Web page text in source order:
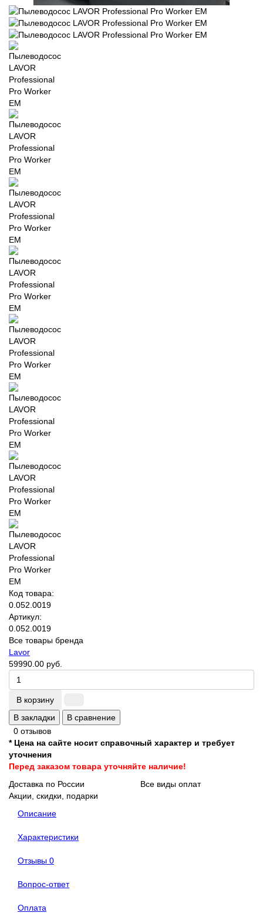
Код товара:
0.052.0019
Артикул:
0.052.0019
Все товары бренда
Lavor
59990.00 руб.
В корзину
В закладки
В сравнение
0 отзывов
* Цена на сайте носит справочный характер и требует
уточнения
Перед заказом товара уточняйте наличие!
Доставка по России
Все виды оплат
Акции, скидки, подарки
Описание
Характеристики
Отзывы 0
Вопрос-ответ
Оплата